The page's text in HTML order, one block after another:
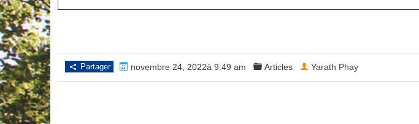
Partager novembre 24, 2022à 9:49 am Articles Yarath Phay